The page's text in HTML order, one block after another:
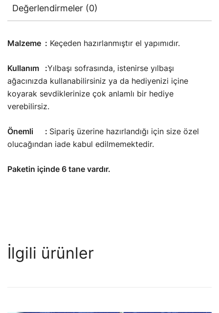
Değerlendirmeler (0)
Malzeme : Keçeden hazırlanmıştır el yapımıdır.
Kullanım :Yılbaşı sofrasında, istenirse yılbaşı
ağacınızda kullanabilirsiniz ya da hediyenizi içine
koyarak sevdiklerinize çok anlamlı bir hediye
verebilirsiz.
Önemli : Sipariş üzerine hazırlandığı için size özel
olucağından iade kabul edilmemektedir.
Paketin içinde 6 tane vardır.
İlgili ürünler